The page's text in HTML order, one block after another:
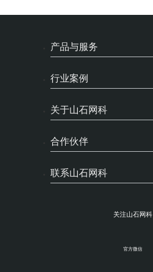
产品与服务
行业案例
关于山石网科
合作伙伴
联系山石网科
关注山石网科
官方微信